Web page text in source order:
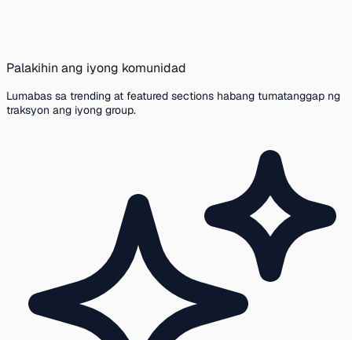
Palakihin ang iyong komunidad
Lumabas sa trending at featured sections habang tumatanggap ng
traksyon ang iyong group.